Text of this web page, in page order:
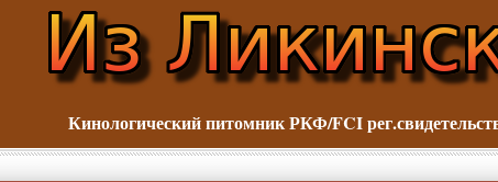
Кинологический питомникРКФ/FCI